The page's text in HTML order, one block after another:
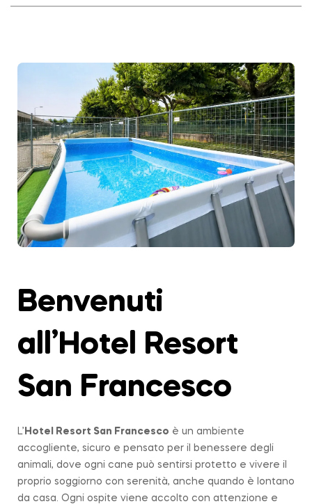
Benvenuti
all’Hotel Resort
San Francesco
L’ Hotel Resort San Francesco è un ambiente
accogliente, sicuro e pensato per il benessere degli
animali, dove ogni cane può sentirsi protetto e vivere il
proprio soggiorno con serenità, anche quando è lontano
da casa. Ogni ospite viene accolto con attenzione e